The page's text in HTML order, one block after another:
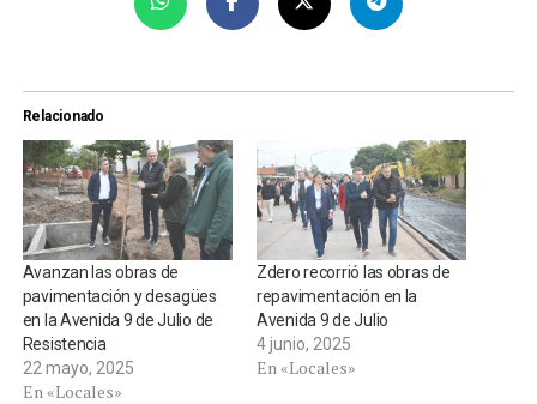
Relacionado
Avanzan las obras de
pavimentación y desagües
en la Avenida 9 de Julio de
Resistencia
22 mayo, 2025
En «Locales»
Zdero recorrió las obras de
repavimentación en la
Avenida 9 de Julio
4 junio, 2025
En «Locales»